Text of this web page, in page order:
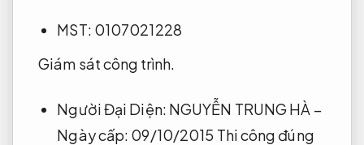
MST: 0107021228
Giám sát công trình.
Người Đại Diện: NGUYỄN TRUNG HÀ –
Ngày cấp: 09/10/2015 Thi công đúng